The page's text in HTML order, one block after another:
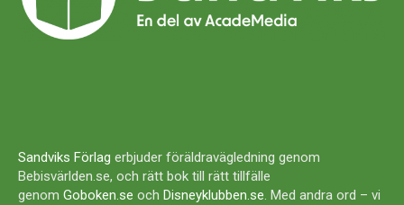
Sandviks Förlag erbjuder föräldravägledning genom
Bebisvärlden.se, och rätt bok till rätt tillfälle
genom Goboken.se och Disneyklubben.se. Med andra ord – vi